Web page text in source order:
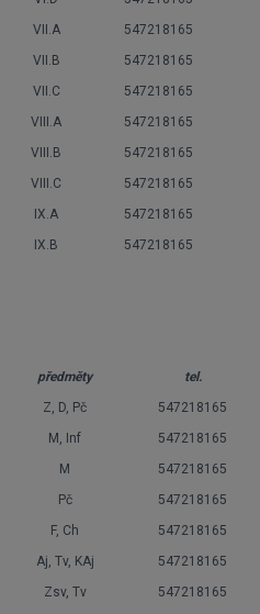
VII.A 547218165
VII.B 547218165
VII.C 547218165
VIII.A 547218165
VIII.B 547218165
VIII.C 547218165
IX.A 547218165
IX.B 547218165
předměty tel.
Z, D, Pč 547218165
M, Inf 547218165
M 547218165
Pč 547218165
F, Ch 547218165
Aj, Tv, KAj 547218165
Zsv, Tv 547218165